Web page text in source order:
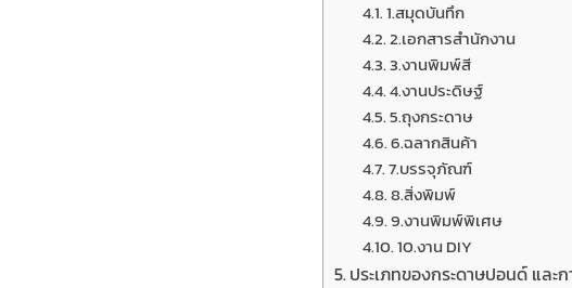
1.สมุดบันทึก
2.เอกสารสำนักงาน
3.งานพิมพ์สี
4.งานประดิษฐ์
5.ถุงกระดาษ
6.ฉลากสินค้า
7.บรรจุภัณฑ์
8.สิ่งพิมพ์
9.งานพิมพ์พิเศษ
10.งาน DIY
ประเภทของกระดาษปอนด์ และ